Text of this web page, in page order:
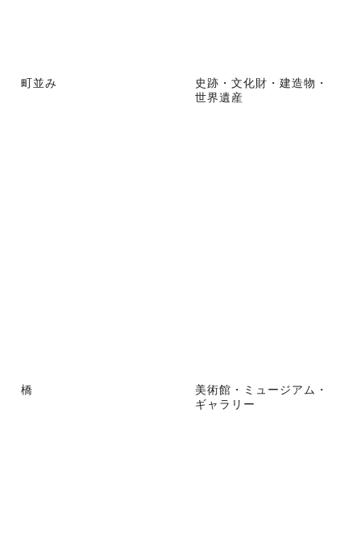
町並み
史跡・文化財・建造物・
世界遺産
橋
美術館・ミュージアム・
ギャラリー